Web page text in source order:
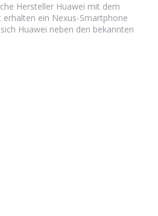
Hersteller Huawei mit dem
erhalten ein Nexus-Smartphone
Huawei neben den bekannten